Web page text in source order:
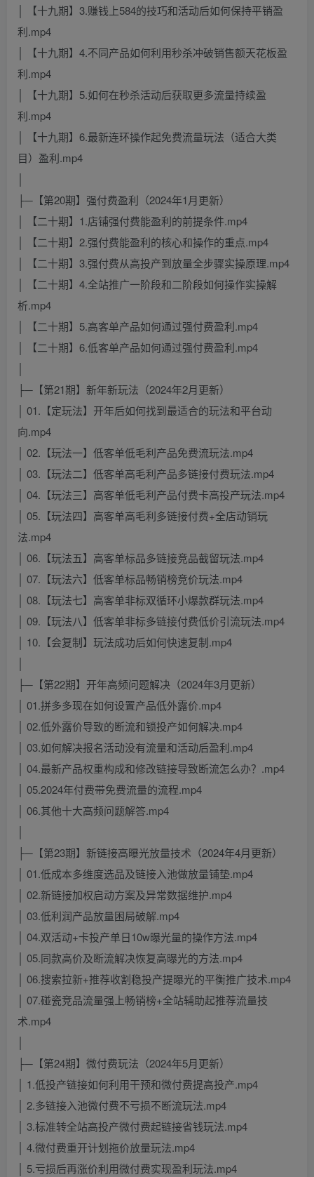
│ 【十九期】3.赚钱上584的技巧和活动后如何保持平销盈
利.mp4
│ 【十九期】4.不同产品如何利用秒杀冲破销售额天花板盈
利.mp4
│ 【十九期】5.如何在秒杀活动后获取更多流量持续盈
利.mp4
│ 【十九期】6.最新连环操作起免费流量玩法（适合大类
目）盈利.mp4
├─【第20期】强付费盈利（2024年1月更新）
│ 【二十期】1.店铺强付费能盈利的前提条件.mp4
│ 【二十期】2.强付费能盈利的核心和操作的重点.mp4
│ 【二十期】3.强付费从高投产到放量全步骤实操原理.mp4
│ 【二十期】4.全站推广一阶段和二阶段如何操作实操解
析.mp4
│ 【二十期】5.高客单产品如何通过强付费盈利.mp4
│ 【二十期】6.低客单产品如何通过强付费盈利.mp4
├─【第21期】新年新玩法（2024年2月更新）
│ 01.【定玩法】开年后如何找到最适合的玩法和平台动
向.mp4
│ 02.【玩法一】低客单低毛利产品免费流玩法.mp4
│ 03.【玩法二】低客单高毛利产品多链接付费玩法.mp4
│ 04.【玩法三】高客单低毛利产品付费卡高投产玩法.mp4
│ 05.【玩法四】高客单高毛利多链接付费+全店动销玩
法.mp4
│ 06.【玩法五】高客单标品多链接竞品截留玩法.mp4
│ 07.【玩法六】低客单标品畅销榜竞价玩法.mp4
│ 08.【玩法七】高客单非标双循环小爆款群玩法.mp4
│ 09.【玩法八】低客单非标多链接付费低价引流玩法.mp4
│ 10.【会复制】玩法成功后如何快速复制.mp4
├─【第22期】开年高频问题解决（2024年3月更新）
│ 01.拼多多现在如何设置产品低外露价.mp4
│ 02.低外露价导致的断流和锁投产如何解决.mp4
│ 03.如何解决报名活动没有流量和活动后盈利.mp4
│ 04.最新产品权重构成和修改链接导致断流怎么办？.mp4
│ 05.2024年付费带免费流量的流程.mp4
│ 06.其他十大高频问题解答.mp4
├─【第23期】新链接高曝光放量技术（2024年4月更新）
│ 01.低成本多维度选品及链接入池做放量铺垫.mp4
│ 02.新链接加权启动方案及异常数据维护.mp4
│ 03.低利润产品放量困局破解.mp4
│ 04.双活动+卡投产单日10w曝光量的操作方法.mp4
│ 05.同款高价及断流解决恢复高曝光的方法.mp4
│ 06.搜索拉新+推荐收割稳投产提曝光的平衡推广技术.mp4
│ 07.碰瓷竞品流量强上畅销榜+全站辅助起推荐流量技
术.mp4
├─【第24期】微付费玩法（2024年5月更新）
│ 1.低投产链接如何利用干预和微付费提高投产.mp4
│ 2.多链接入池微付费不亏损不断流玩法.mp4
│ 3.标准转全站高投产微付费起链接省钱玩法.mp4
│ 4.微付费重开计划拖价放量玩法.mp4
│ 5.亏损后再涨价利用微付费实现盈利玩法.mp4